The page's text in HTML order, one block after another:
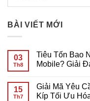
BÀI VIẾT MỚI
03
Th8
Tiêu Tốn Bao
Mobile? Giải
bình
luận
ở
15
Th7
Giải Mã Yêu
Kíp Tối Ưu